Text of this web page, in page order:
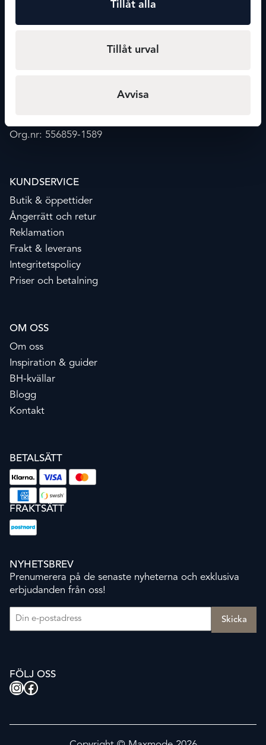
Tillåt alla
Tillåt urval
Avvisa
Org.nr: 556859-1589
KUNDSERVICE
Butik & öppettider
Ångerrätt och retur
Reklamation
Frakt & leverans
Integritetspolicy
Priser och betalning
OM OSS
Om oss
Inspiration & guider
BH-kvällar
Blogg
Kontakt
BETALSÄTT
FRAKTSÄTT
NYHETSBREV
Prenumerera på de senaste nyheterna och exklusiva
erbjudanden från oss!
FÖLJ OSS
Instagram
Facebook